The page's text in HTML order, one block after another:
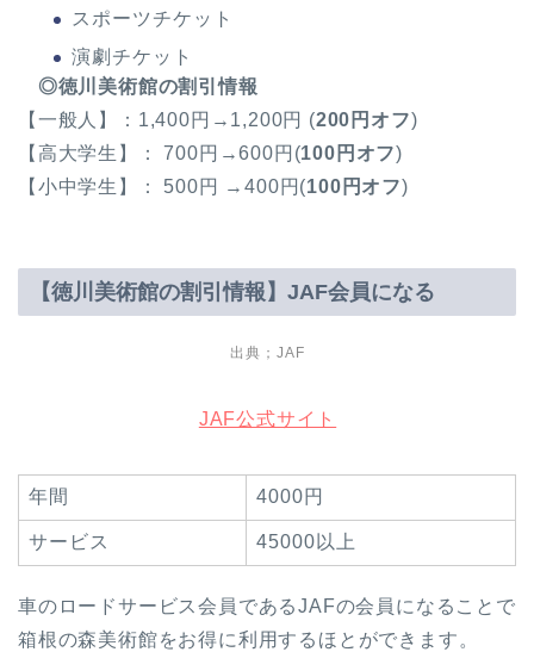
スポーツチケット
演劇チケット
◎徳川美術館の割引情報
【一般人】：1,400円→1,200円 (200円オフ)
【高大学生】： 700円→600円(100円オフ)
【小中学生】： 500円 →400円(100円オフ)
【徳川美術館の割引情報】JAF会員になる
出典；JAF
JAF公式サイト
年間 4000円
サービス 45000以上
車のロードサービス会員であるJAFの会員になることで
箱根の森美術館をお得に利用するほとができます。